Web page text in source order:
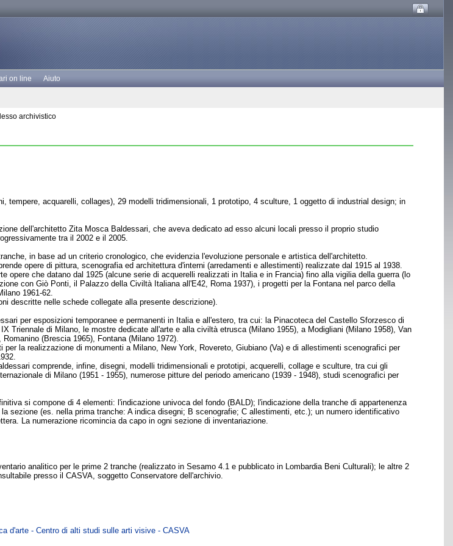
on line Aiuto
archivistico
tempere, acquarelli, collages), 29 modelli tridimensionali, 1 prototipo, 4 sculture, 1 oggetto di industrial design; in
dell'architetto Zita Mosca Baldessari, che aveva dedicato ad esso alcuni locali presso il proprio studio
tra il 2002 e il 2005.
in base ad un criterio cronologico, che evidenzia l'evoluzione personale e artistica dell'architetto.
opere di pittura, scenografia ed architettura d'interni (arredamenti e allestimenti) realizzate dal 1915 al 1938.
opere che datano dal 1925 (alcune serie di acquerelli realizzati in Italia e in Francia) fino alla vigilia della guerra (lo
con Giò Ponti, il Palazzo della Civiltà Italiana all'E42, Roma 1937), i progetti per la Fontana nel parco della
1961-62.
descritte nelle schede collegate alla presente descrizione).
per esposizioni temporanee e permanenti in Italia e all'estero, tra cui: la Pinacoteca del Castello Sforzesco di
Triennale di Milano, le mostre dedicate all'arte e alla civiltà etrusca (Milano 1955), a Modigliani (Milano 1958), Van
(Brescia 1965), Fontana (Milano 1972).
la realizzazione di monumenti a Milano, New York, Rovereto, Giubiano (Va) e di allestimenti scenografici per
comprende, infine, disegni, modelli tridimensionali e prototipi, acquerelli, collage e sculture, tra cui gli
di Milano (1951 - 1955), numerose pitture del periodo americano (1939 - 1948), studi scenografici per
si compone di 4 elementi: l'indicazione univoca del fondo (BALD); l'indicazione della tranche di appartenenza
sezione (es. nella prima tranche: A indica disegni; B scenografie; C allestimenti, etc.); un numero identificativo
La numerazione ricomincia da capo in ogni sezione di inventariazione.
analitico per le prime 2 tranche (realizzato in Sesamo 4.1 e pubblicato in Lombardia Beni Culturali); le altre 2
presso il CASVA, soggetto Conservatore dell'archivio.
d'arte - Centro di alti studi sulle arti visive - CASVA